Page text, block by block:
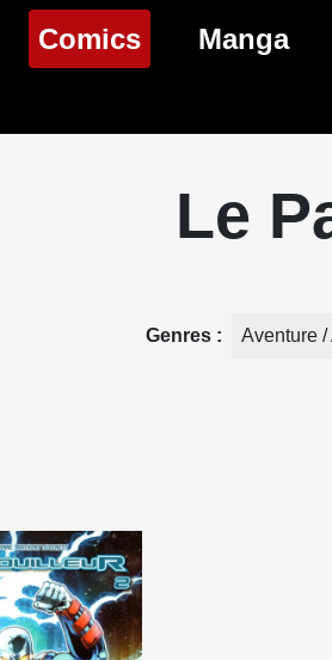
BD
Comics(page
Genres Comics
Manga
Genres
Le
Genres Aventure /